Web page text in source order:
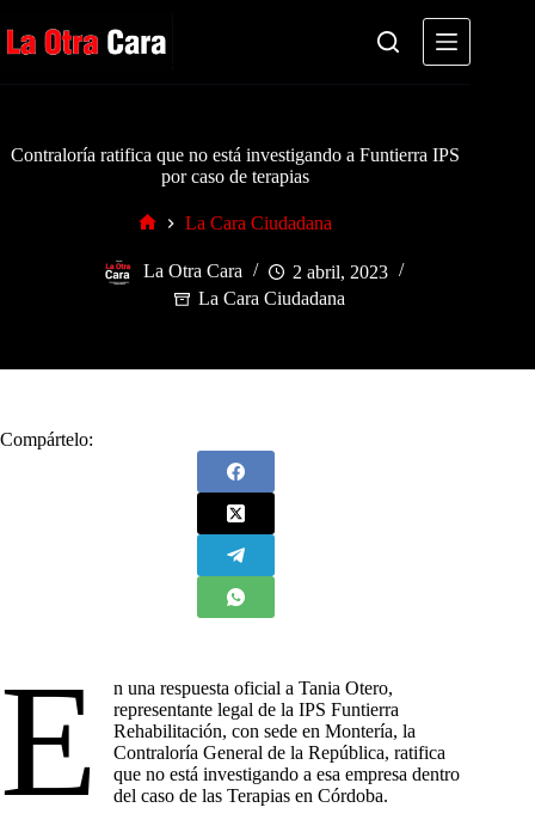
al
contenido
Contraloría ratifica que no está investigando a Funtierra IPS
por caso de terapias
La Cara Ciudadana
La Otra Cara
2 abril, 2023
La Cara Ciudadana
Compártelo:
E
n una respuesta oficial a Tania Otero,
representante legal de la IPS Funtierra
Rehabilitación, con sede en Montería, la
Contraloría General de la República, ratifica
que no está investigando a esa empresa dentro
del caso de las Terapias en Córdoba.